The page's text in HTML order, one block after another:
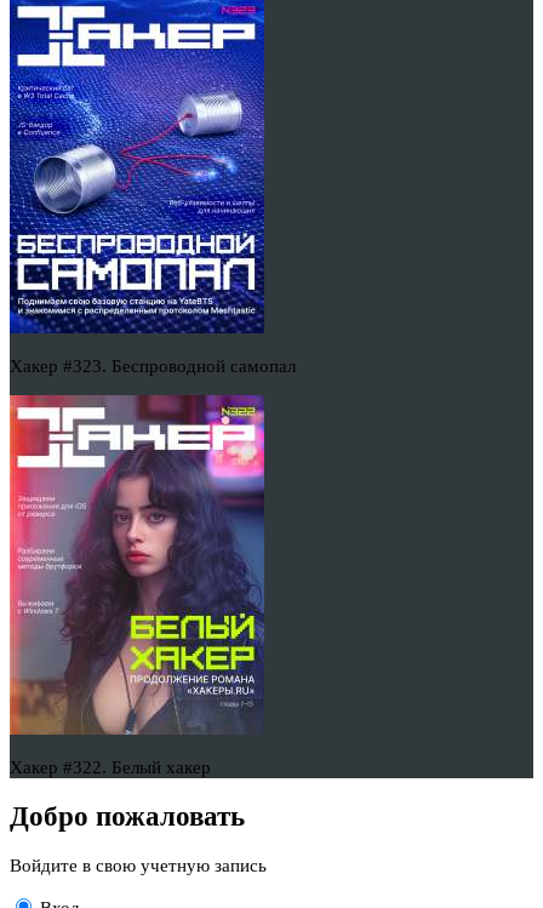
Хакер #323. Беспроводной самопал
Хакер #322. Белый хакер
Добро пожаловать
Войдите в свою учетную запись